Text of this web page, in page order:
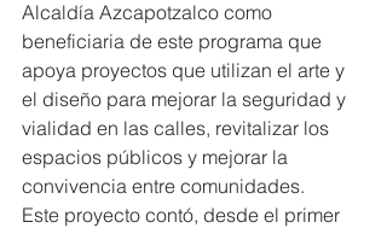
Alcaldía Azcapotzalco como
beneficiaria de este programa que
apoya proyectos que utilizan el arte y
el diseño para mejorar la seguridad y
vialidad en las calles, revitalizar los
espacios públicos y mejorar la
convivencia entre comunidades.
Este proyecto contó, desde el primer